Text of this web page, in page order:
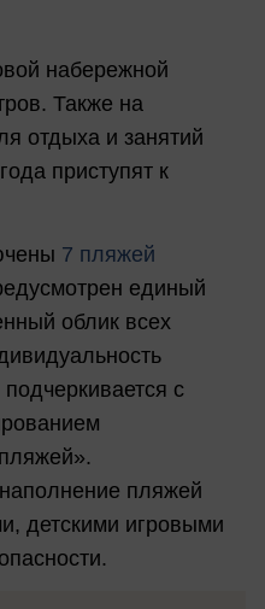
набережной
Также на
отдыха и занятий
приступят к
7 пляжей
единый
облик всех
с
пляжей
детскими игровыми